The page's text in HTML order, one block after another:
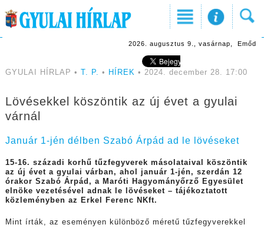
2026. augusztus 9., vasárnap, Emőd
GYULAI HÍRLAP • T. P. • HÍREK • 2024. december 28. 17:00
Lövésekkel köszöntik az új évet a gyulai
várnál
Január 1-jén délben Szabó Árpád ad le lövéseket
15-16. századi korhű tűzfegyverek másolataival köszöntik
az új évet a gyulai várban, ahol január 1-jén, szerdán 12
órakor Szabó Árpád, a Maróti Hagyományőrző Egyesület
elnöke vezetésével adnak le lövéseket – tájékoztatott
közleményben az Erkel Ferenc NKft.
Mint írták, az eseményen különböző méretű tűzfegyverekkel